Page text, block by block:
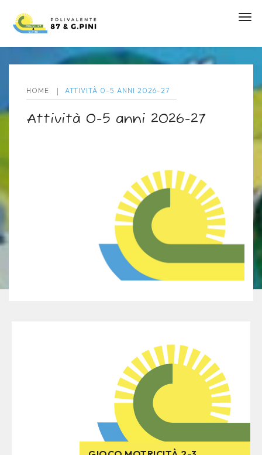
HOME ATTIVITÀ 0-5 ANNI 2026-27
Attività 0-5 anni 2026-27